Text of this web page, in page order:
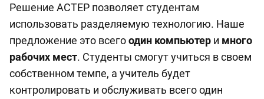
Решение АСТЕР позволяет студентам
использовать разделяемую технологию. Наше
предложение это всегоодин компьютер и много
рабочих мест. Студенты смогут учиться в своем
собственном темпе, а учитель будет
контролировать и обслуживать всего один